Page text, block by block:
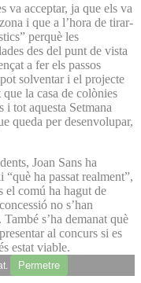
va acceptar, ja que els va
i que a l’hora de tirar-
perquè les
des del punt de vista
a fer els passos
solventar i el projecte
la casa de colònies
tot aquesta Setmana
queda per desenvolupar,
Joan Sans ha
“què ha passat realment”,
el comú ha hagut de
no s’han
s’ha demanat què
al concurs si es
estat viable.
Permetre